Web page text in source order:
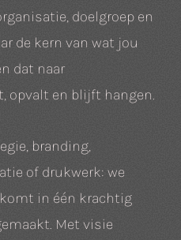
doelgroep en
de kern van wat jou
dat naar
opvalt en blijft hangen.
branding,
of drukwerk: we
in één krachtig
Met visie